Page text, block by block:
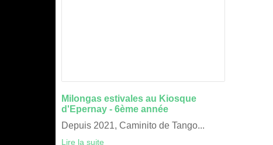
Animation de la
du Grand Reims 16/06/
Le 16/06/2026, c'était&n...
Milongas estivales au Kiosque
d'Epernay - 6ème année
Depuis 2021, Caminito de Tango...
Lire la suite